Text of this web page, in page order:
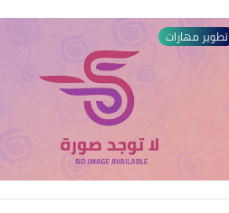
تطوير مهارات